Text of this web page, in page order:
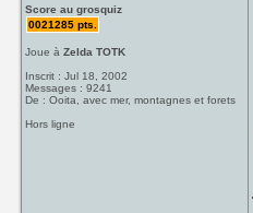
Score au grosquiz
0021285 pts.
Joue àZelda TOTK
Inscrit : Jul 18, 2002
Messages : 9241
De : Ooita, avec mer, montagnes et forets
Hors ligne